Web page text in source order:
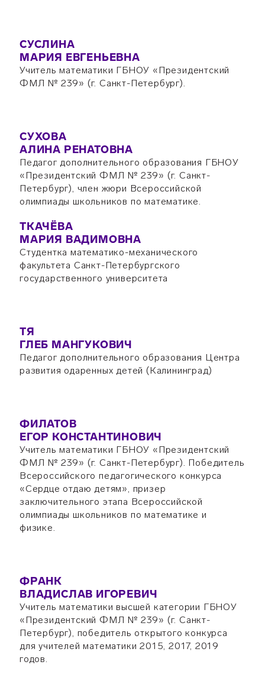
СУСЛИНА
МАРИЯ ЕВГЕНЬЕВНА
Учитель математики ГБНОУ «Президентский
ФМЛ № 239» (г. Санкт-Петербург).
СУХОВА
АЛИНА РЕНАТОВНА
Педагог дополнительного образования ГБНОУ
«Президентский ФМЛ № 239» (г. Санкт-
Петербург), член жюри Всероссийской
олимпиады школьников по математике.
ТКАЧЁВА
МАРИЯ ВАДИМОВНА
Студентка математико-механического
факультета Санкт-Петербургского
государственного университета
ТЯ
ГЛЕБ МАНГУКОВИЧ
Педагог дополнительного образования Центра
развития одаренных детей (Калининград)
ФИЛАТОВ
ЕГОР КОНСТАНТИНОВИЧ
Учитель математики ГБНОУ «Президентский
ФМЛ № 239» (г. Санкт-Петербург). Победитель
Всероссийского педагогического конкурса
«Сердце отдаю детям», призер
заключительного этапа Всероссийской
олимпиады школьников по математике и
физике.
ФРАНК
ВЛАДИСЛАВ ИГОРЕВИЧ
Учитель математики высшей категории ГБНОУ
«Президентский ФМЛ № 239» (г. Санкт-
Петербург), победитель открытого конкурса
для учителей математики 2015, 2017, 2019
годов.